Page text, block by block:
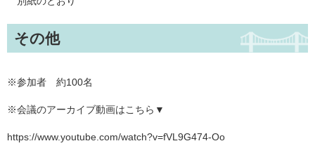
その他
※参加者 約100名
※会議のアーカイブ動画はこちら▼
​https://www.youtube.com/watch?v=fVL9G474-Oo